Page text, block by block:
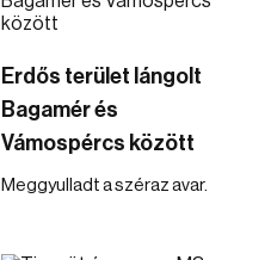
Erdős terület lángolt
Bagamér és
Vámospércs között
Meggyulladt a széraz avar.